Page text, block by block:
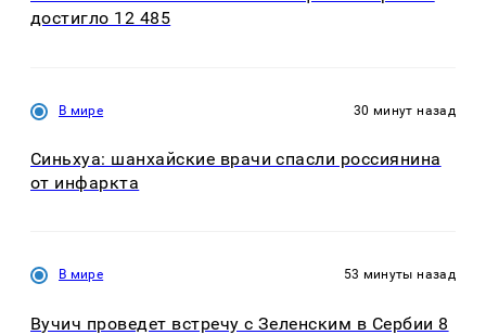
достигло 12 485
В мире 30 минут назад
Синьхуа: шанхайские врачи спасли россиянина
от инфаркта
В мире 53 минуты назад
Вучич проведет встречу с Зеленским в Сербии 8